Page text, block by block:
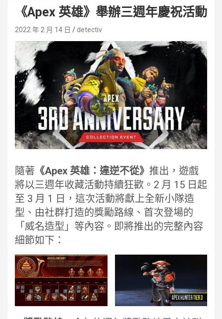
《Apex 英雄》舉辦三週年慶祝活動
2022 年 2 月 14 日 detectiv
隨著 《Apex 英雄：違逆不從》 推出，遊戲
將以三週年收藏活動持續狂歡。2 月 15 日起
至 3 月 1 日，這次活動將獻上全新小隊造
型、由社群打造的獎勵路線、首次登場的
「威名造型」等內容。即將推出的完整內容
細節如下：